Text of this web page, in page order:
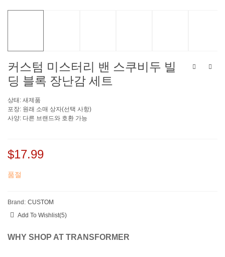
커스텀 미스터리 밴 스쿠비두 빌
딩 블록 장난감 세트
상태: 새제품
포장: 원래 소매 상자(선택 사항)
사양: 다른 브랜드와 호환 가능
$17.99
품절
Brand: CUSTOM
Add To Wishlist(5)
WHY SHOP AT TRANSFORMER